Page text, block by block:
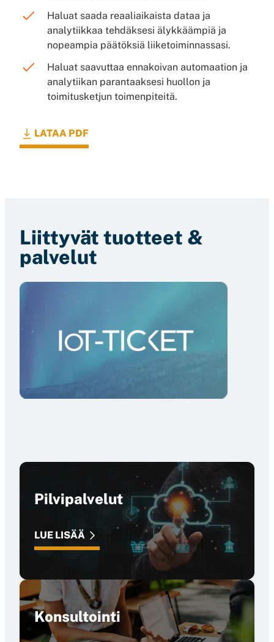
Haluat saada reaaliaikaista dataa ja
analytiikkaa tehdäksesi älykkäämpiä ja
nopeampia päätöksiä liiketoiminnassasi.
Haluat saavuttaa ennakoivan automaation ja
analytiikan parantaaksesi huollon ja
toimitusketjun toimenpiteitä.
LATAA PDF
Liittyvät tuotteet &
palvelut
Pilvipalvelut
LUE LISÄÄ
Konsultointi